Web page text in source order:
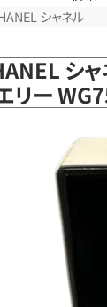
シャネル ボ
シ
リー